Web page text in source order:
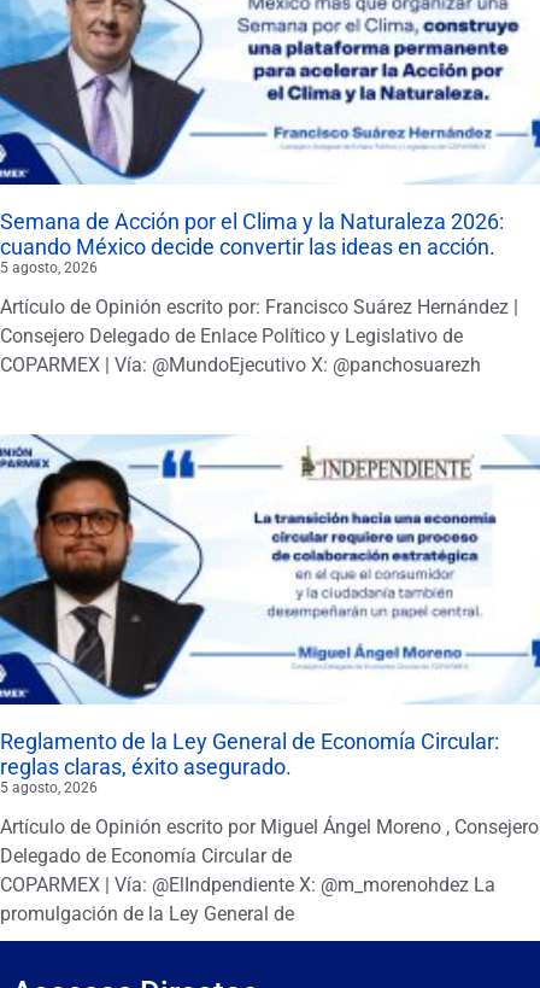
Semana de Acción por el Clima y la Naturaleza 2026:
cuando México decide convertir las ideas en acción.
5 agosto, 2026
Artículo de Opinión escrito por: Francisco Suárez Hernández |
Consejero Delegado de Enlace Político y Legislativo de
COPARMEX | Vía: @MundoEjecutivo X: @panchosuarezh
Reglamento de la Ley General de Economía Circular:
reglas claras, éxito asegurado.
5 agosto, 2026
Artículo de Opinión escrito por Miguel Ángel Moreno , Consejero
Delegado de Economía Circular de
COPARMEX | Vía: @ElIndpendiente X: @m_morenohdez La
promulgación de la Ley General de